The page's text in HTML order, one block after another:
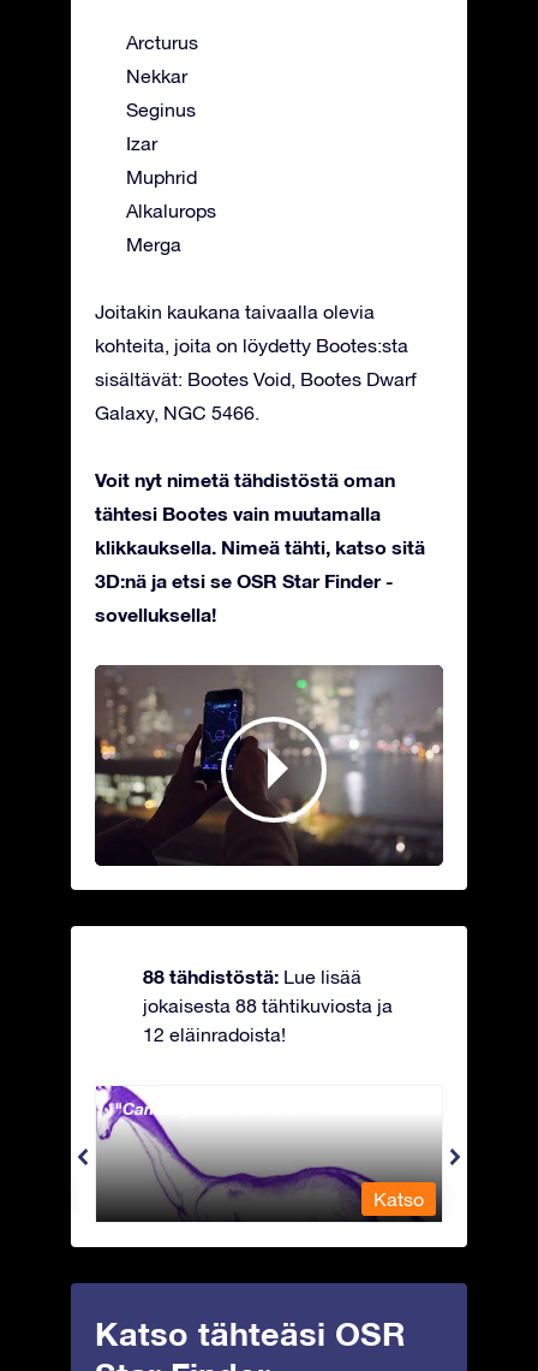
Arcturus
Nekkar
Seginus
Izar
Muphrid
Alkalurops
Merga
Joitakin kaukana taivaalla olevia
kohteita, joita on löydetty Bootes:sta
sisältävät: Bootes Void, Bootes Dwarf
Galaxy, NGC 5466.
Voit nyt nimetä tähdistöstä oman
tähtesi Bootes vain muutamalla
klikkauksella. Nimeä tähti, katso sitä
3D:nä ja etsi se OSR Star Finder -
sovelluksella!
88 tähdistöstä: Lue lisää
jokaisesta 88 tähtikuviosta ja
12 eläinradoista!
Camelopardalis - Kirahvi
Katso
Katso tähteäsi OSR